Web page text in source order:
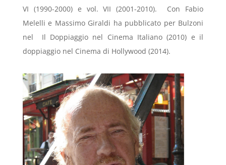
VI (1990-2000) e vol. VII (2001-2010). Con Fabio
Melelli e Massimo Giraldi ha pubblicato per Bulzoni
nel Il Doppiaggio nel Cinema Italiano (2010) e il
doppiaggio nel Cinema di Hollywood (2014).